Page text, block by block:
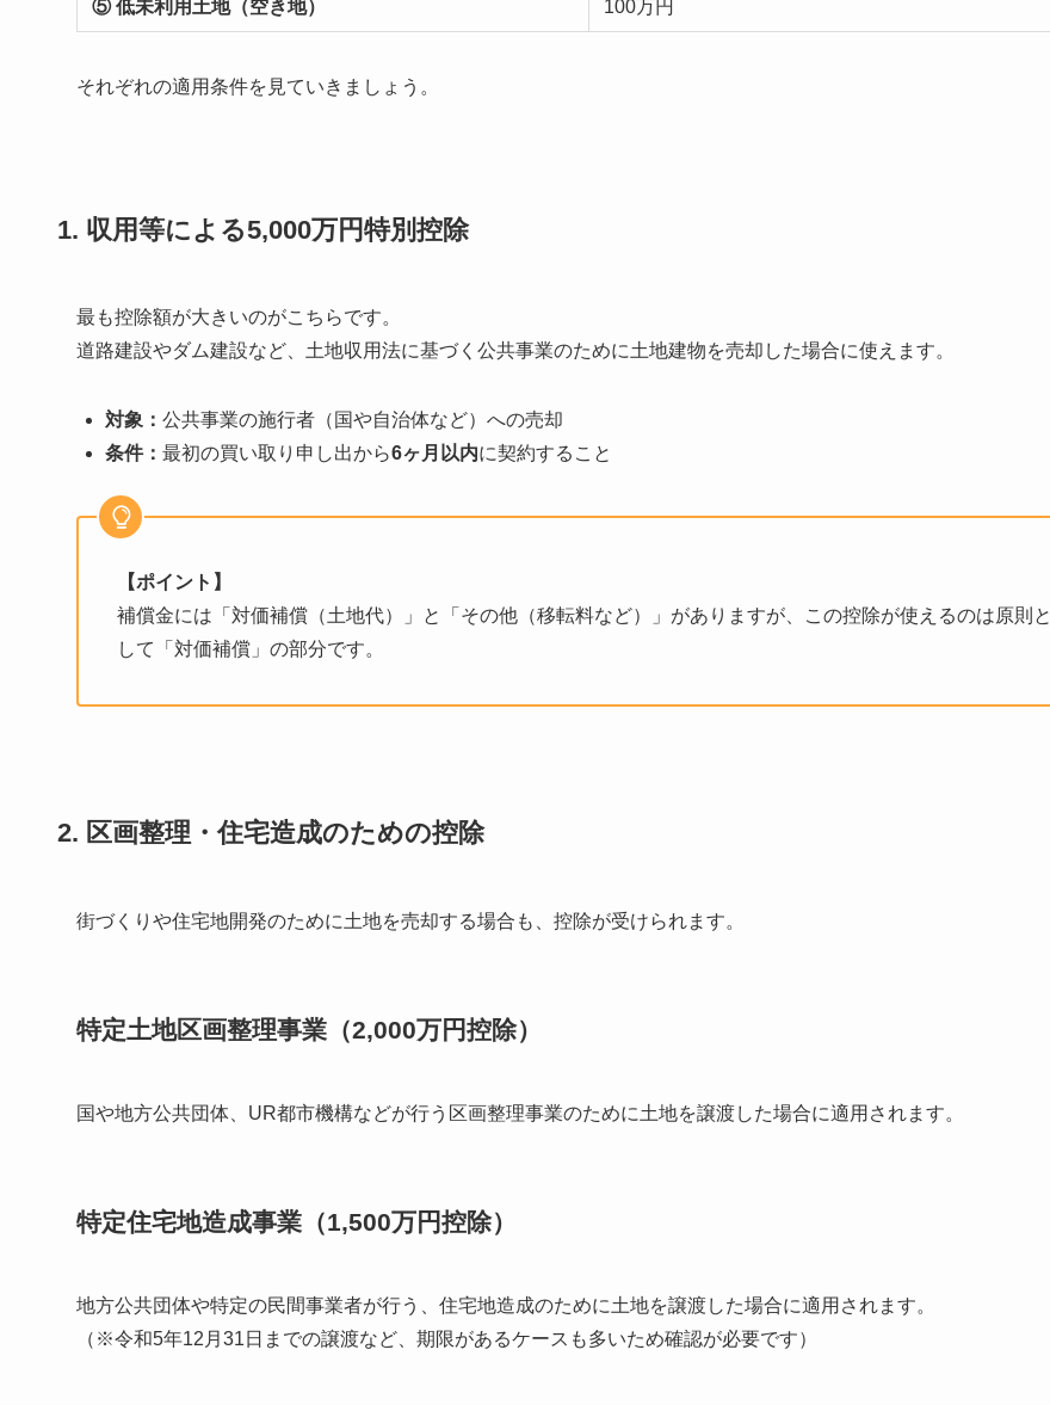
⑤ 低未利用土地（空き地） 100万円
それぞれの適用条件を見ていきましょう。
1. 収用等による5,000万円特別控除
最も控除額が大きいのがこちらです。
道路建設やダム建設など、土地収用法に基づく公共事業のために土地建物を売却した場合に使えます。
対象： 公共事業の施行者（国や自治体など）への売却
条件： 最初の買い取り申し出から6ヶ月以内に契約すること
【ポイント】
補償金には「対価補償（土地代）」と「その他（移転料など）」がありますが、この控除が使えるのは原則と
して「対価補償」の部分です。
2. 区画整理・住宅造成のための控除
街づくりや住宅地開発のために土地を売却する場合も、控除が受けられます。
特定土地区画整理事業（2,000万円控除）
国や地方公共団体、UR都市機構などが行う区画整理事業のために土地を譲渡した場合に適用されます。
特定住宅地造成事業（1,500万円控除）
地方公共団体や特定の民間事業者が行う、住宅地造成のために土地を譲渡した場合に適用されます。
（※令和5年12月31日までの譲渡など、期限があるケースも多いため確認が必要です）